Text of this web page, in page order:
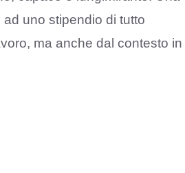
uno stipendio di tutto
ma anche dal contesto in